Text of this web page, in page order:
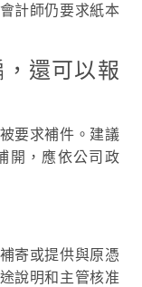
計師仍要求紙本
還可以報
要求補件。建議
開，應依公司政
寄或提供與原憑
說明和主管核准